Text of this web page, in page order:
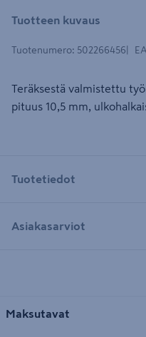
Tuotteen kuvaus
Tuotenumero: 502266456
Teräksestä valmistettu
pituus 10,5 mm,
Tuotetiedot
Asiakasarviot
Maksutavat